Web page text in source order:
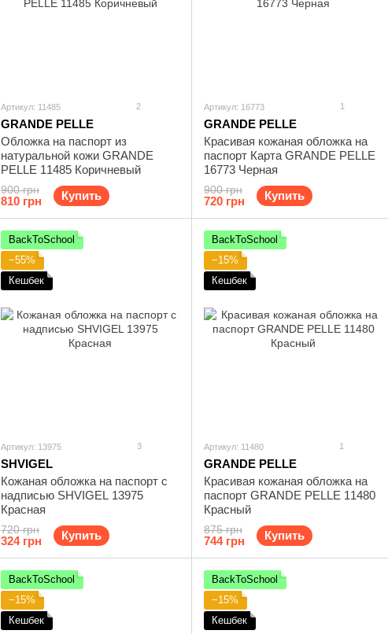
Артикул: 11485 2
GRANDE PELLE
Обложка на паспорт из
натуральной кожи GRANDE
PELLE 11485 Коричневый
900 грн
810 грн Купить
Артикул: 16773 1
GRANDE PELLE
Красивая кожаная обложка на
паспорт Карта GRANDE PELLE
16773 Черная
900 грн
720 грн Купить
BackToSchool
−55%
Кешбек
Артикул: 13975 3
SHVIGEL
Кожаная обложка на паспорт с
надписью SHVIGEL 13975
Красная
720 грн
324 грн Купить
BackToSchool
−15%
Кешбек
Артикул: 11480 1
GRANDE PELLE
Красивая кожаная обложка на
паспорт GRANDE PELLE 11480
Красный
875 грн
744 грн Купить
BackToSchool
−15%
Кешбек
BackToSchool
−15%
Кешбек